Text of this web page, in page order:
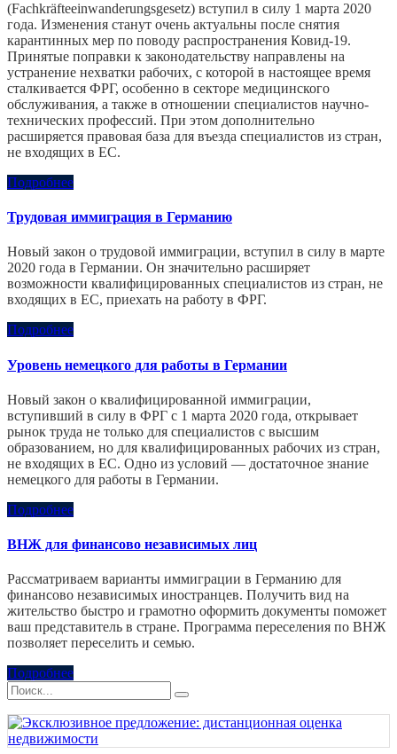
(Fachkräfteeinwanderungsgesetz) вступил в силу 1 марта 2020
года. Изменения станут очень актуальны после снятия
карантинных мер по поводу распространения Ковид-19.
Принятые поправки к законодательству направлены на
устранение нехватки рабочих, с которой в настоящее время
сталкивается ФРГ, особенно в секторе медицинского
обслуживания, а также в отношении специалистов научно-
технических профессий. При этом дополнительно
расширяется правовая база для въезда специалистов из стран,
не входящих в ЕС.
Подробнее
Трудовая иммиграция в Германию
Новый закон о трудовой иммиграции, вступил в силу в марте
2020 года в Германии. Он значительно расширяет
возможности квалифицированных специалистов из стран, не
входящих в ЕС, приехать на работу в ФРГ.
Подробнее
Уровень немецкого для работы в Германии
Новый закон о квалифицированной иммиграции,
вступивший в силу в ФРГ с 1 марта 2020 года, открывает
рынок труда не только для специалистов с высшим
образованием, но для квалифицированных рабочих из стран,
не входящих в ЕС. Одно из условий — достаточное знание
немецкого для работы в Германии.
Подробнее
ВНЖ для финансово независимых лиц
Рассматриваем варианты иммиграции в Германию для
финансово независимых иностранцев. Получить вид на
жительство быстро и грамотно оформить документы поможет
ваш представитель в стране. Программа переселения по ВНЖ
позволяет переселить и семью.
Подробнее